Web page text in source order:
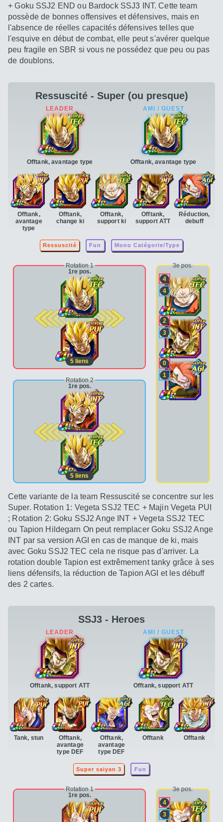
+ Goku SSJ2 END ou Bardock SSJ3 INT. Cette team
possède de bonnes offensives et défensives, mais en
l'absence de réelles capacités défensives telles que
l'esquive en début de combat, elle peut s'avérer quelque
peu fragile en SBR si vous ne possédez que peu ou pas
de doublons.
Ressuscité - Super (ou presque)
Offtank, avantage type
Offtank,
avantage
type
Offtank,
change ki
Offtank,
support ki
Offtank,
support ATT
Réduction,
debuff
Offtank, avantage type
Ressuscité Fun Mono Catégorie/Type
Rotation 1
1re pos.
2e pos.
5 liens
Rotation 2
1re pos.
2e pos.
5 liens
3e pos.
4
4
2
3
0
1
Cette variante de la team Ressuscité se concentre sur les
Super. Rotation 1: Vegeta SSJ2 TEC + Majin Vegeta PUI
; Rotation 2: Goku SSJ2 Ange INT + Vegeta SSJ2 TEC
ou Tapion Hildegarn On peut remplacer Goku SSJ2 Ange
INT par sa version AGI en cas de manque de ki, mais
avec Goku SSJ2 TEC cela ne risque pas d'arriver. La
rotation double Tapion est extrêmement tanky grâce à ses
liens défensifs, la réduction de Tapion AGI et les débuff
des 2 cartes.
SSJ3 - Heroes
Offtank, support ATT
Tank, stun
Offtank,
avantage
type DEF
Offtank,
avantage
type DEF
Offtank Offtank
Offtank, support ATT
Super saiyan 3 Fun
Rotation 1
1re pos.
3e pos.
4
3